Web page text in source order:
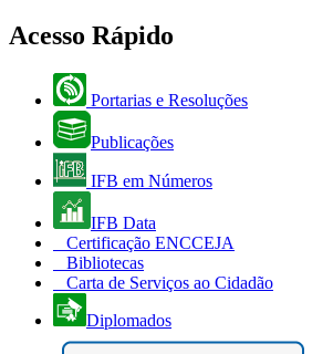
Acesso Rápido
Portarias e Resoluções
Publicações
IFB em Números
IFB Data
Certificação ENCCEJA
Bibliotecas
Carta de Serviços ao Cidadão
Diplomados